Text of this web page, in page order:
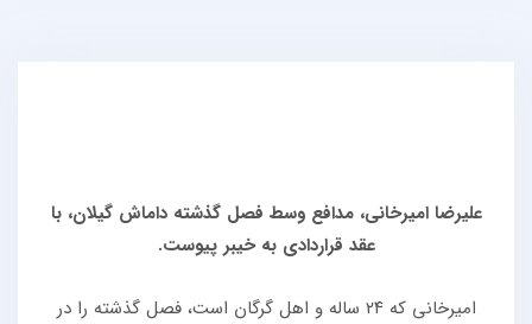
علیرضا امیرخانی، مدافع وسط فصل گذشته داماش گیلان، با
عقد قراردادی به خیبر پیوست.
امیرخانی که ۲۴ ساله و اهل گرگان است، فصل گذشته را در